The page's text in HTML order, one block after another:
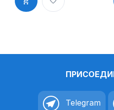
Telegram